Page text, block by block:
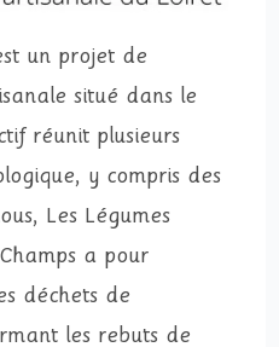
un projet de
situé dans le
réunit plusieurs
y compris des
Les Légumes
a pour
déchets de
les rebuts de